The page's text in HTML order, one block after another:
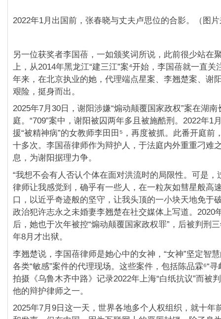
2022年1月出国前，张春晓与丈夫卢思位的合影。（图
另一位获奖者李国蓓，一如颁奖词所说，此前很少站在
上，从2014年黑龙江“建三江”案⁴开始，李国蓓就一直
年来，在北京执业的她，代理端点星案、李翘楚案、谢
艰险，挺身而出。
2025年7月30日，谢阳涉嫌“煽动颠覆国家政权”案在湖南
庭。“709”案中，谢阳被囚两年多且被施酷刑。2022年1
援“被精神病”的女教师李田田⁵，再度被抓。此番开庭前
十多次。李国蓓律师作为辩护人，于法庭内外重重刁难
息，为谢阳据理力争。
“我想不会有人否认个体在面对洪流时的局限性。可是，
律师让我感觉到，确乎有一些人，在一粒灰如彗星般高
口，以近乎奇迹般的坚守，让我头顶的一小块天地免于
政治犯许志永之未婚妻李翘楚在社交媒体上写道。2020
后，她也于次年被控“煽动颠覆国家政权罪”，后被判刑
年8月才出狱。
李翘楚说，李国蓓律师是她心中的女神，“女神”坚定智
各类“敏感”案件的代理现场。这些案件，包括陈品霖⁶“
拍摄《乌鲁木齐中路》记录2022年上海“白纸抗议”而被
他的辩护律师之一。
2025年7月9日这一天，世界各地多个人权组织，就十年